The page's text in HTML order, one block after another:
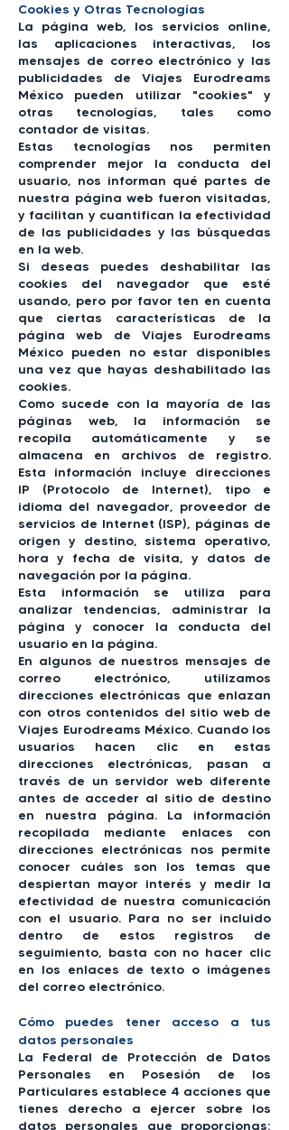
Cookies y Otras Tecnologías
La página web, los servicios online,
las aplicaciones interactivas, los
mensajes de correo electrónico y las
publicidades de Viajes Eurodreams
México pueden utilizar "cookies" y
otras tecnologías, tales como
contador de visitas.
Estas tecnologías nos permiten
comprender mejor la conducta del
usuario, nos informan qué partes de
nuestra página web fueron visitadas,
y facilitan y cuantifican la efectividad
de las publicidades y las búsquedas
en la web.
Si deseas puedes deshabilitar las
cookies del navegador que esté
usando, pero por favor ten en cuenta
que ciertas características de la
página web de Viajes Eurodreams
México pueden no estar disponibles
una vez que hayas deshabilitado las
cookies.
Como sucede con la mayoría de las
páginas web, la información se
recopila automáticamente y se
almacena en archivos de registro.
Esta información incluye direcciones
IP (Protocolo de Internet), tipo e
idioma del navegador, proveedor de
servicios de Internet (ISP), páginas de
origen y destino, sistema operativo,
hora y fecha de visita, y datos de
navegación por la página.
Esta información se utiliza para
analizar tendencias, administrar la
página y conocer la conducta del
usuario en la página.
En algunos de nuestros mensajes de
correo electrónico, utilizamos
direcciones electrónicas que enlazan
con otros contenidos del sitio web de
Viajes Eurodreams México. Cuando los
usuarios hacen clic en estas
direcciones electrónicas, pasan a
través de un servidor web diferente
antes de acceder al sitio de destino
en nuestra página. La información
recopilada mediante enlaces con
direcciones electrónicas nos permite
conocer cuáles son los temas que
despiertan mayor interés y medir la
efectividad de nuestra comunicación
con el usuario. Para no ser incluido
dentro de estos registros de
seguimiento, basta con no hacer clic
en los enlaces de texto o imágenes
del correo electrónico.
Cómo puedes tener acceso a tus
datos personales
La Federal de Protección de Datos
Personales en Posesión de los
Particulares establece 4 acciones que
tienes derecho a ejercer sobre los
datos personales que proporcionas: